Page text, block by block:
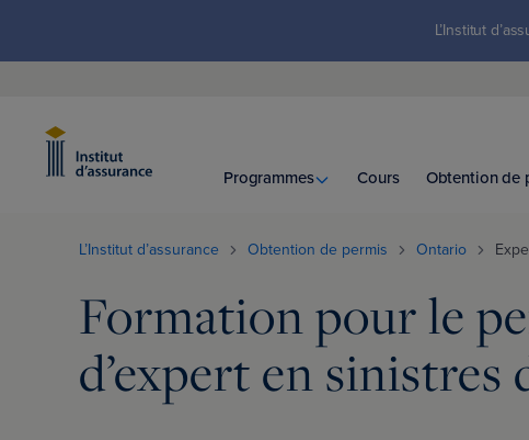
L’Institut
Programmes Cours Obtention de
L’Institut d’assurance Obtention de permis Ontario
Formation pour le
d’expert en sinistres